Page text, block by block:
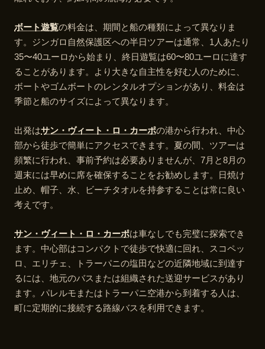
ボート遊覧の料金は、期間と船の種類によって異なりま
す。ジンガロ自然保護区への半日ツアーは通常、1人あたり
35〜40ユーロから始まり、終日遊覧は60〜80ユーロに達す
ることがあります。より大きな自主性を好む人のために、
ボートやゴムボートのレンタルオプションがあり、料金は
季節と船のサイズによって異なります。
出発はサン・ヴィート・ロ・カーポの港から行われ、中心
部から徒歩で簡単にアクセスできます。夏の間、ツアーは
頻繁に行われ、事前予約は必要ありませんが、7月と8月の
週末には早めに席を確保することをお勧めします。日焼け
止め、帽子、水、ビーチタオルを持参することは常に良い
考えです。
サン・ヴィート・ロ・カーポは車なしでも完璧に探索でき
ます。中心部はコンパクトで徒歩で快適に回れ、スコペッ
ロ、エリチェ、トラーパニの塩田などの近隣地域に到達す
るには、地元のバスまたは組織された送迎サービスがあり
ます。パレルモまたはトラーパニ空港から到着する人は、
町に定期的に接続する路線バスを利用できます。